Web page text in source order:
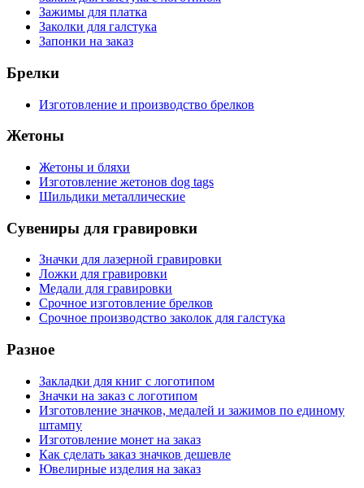
Зажимы для платка
Заколки для галстука
Запонки на заказ
Брелки
Изготовление и производство брелков
Жетоны
Жетоны и бляхи
Изготовление жетонов dog tags
Шильдики металлические
Сувениры для гравировки
Значки для лазерной гравировки
Ложки для гравировки
Медали для гравировки
Срочное изготовление брелков
Срочное производство заколок для галстука
Разное
Закладки для книг с логотипом
Значки на заказ с логотипом
Изготовление значков, медалей и зажимов по единому
штампу
Изготовление монет на заказ
Как сделать заказ значков дешевле
Ювелирные изделия на заказ